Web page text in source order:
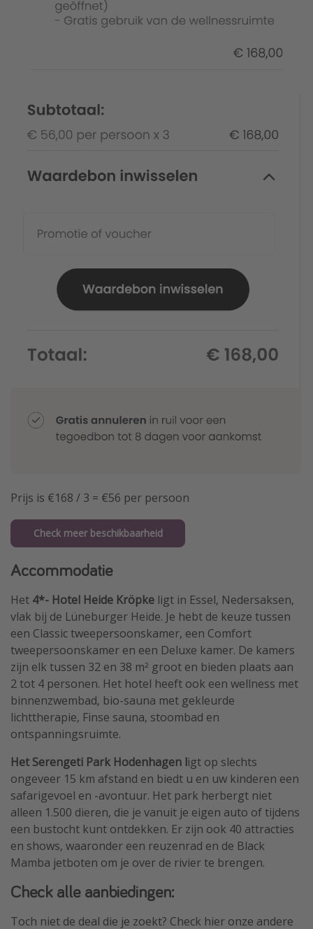
Prijs is €168 / 3 = €56 per persoon
Check meer beschikbaarheid
Accommodatie
Het 4*- Hotel Heide Kröpke ligt in Essel, Nedersaksen,
vlak bij de Lüneburger Heide. Je hebt de keuze tussen
een Classic tweepersoonskamer, een Comfort
tweepersoonskamer en een Deluxe kamer. De kamers
zijn elk tussen 32 en 38 m² groot en bieden plaats aan
2 tot 4 personen. Het hotel heeft ook een wellness met
binnenzwembad, bio-sauna met gekleurde
lichttherapie, Finse sauna, stoombad en
ontspanningsruimte.
Het Serengeti Park Hodenhagen ligt op slechts
ongeveer 15 km afstand en biedt u en uw kinderen een
safarigevoel en -avontuur. Het park herbergt niet
alleen 1.500 dieren, die je vanuit je eigen auto of tijdens
een bustocht kunt ontdekken. Er zijn ook 40 attracties
en shows, waaronder een reuzenrad en de Black
Mamba jetboten om je over de rivier te brengen.
Check alle aanbiedingen:
Toch niet de deal die je zoekt? Check hier onze andere